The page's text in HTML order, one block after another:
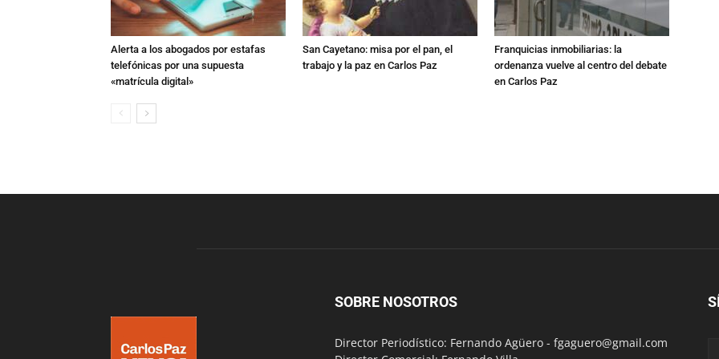
Alerta a los abogados por estafas
telefónicas por una supuesta
«matrícula digital»
San Cayetano: misa por el pan, el
trabajo y la paz en Carlos Paz
Franquicias inmobiliarias: la
ordenanza vuelve al centro del debate
en Carlos Paz
SOBRE NOSOTROS
Director Periodístico: Fernando Agüero - fgaguero@gmail.com